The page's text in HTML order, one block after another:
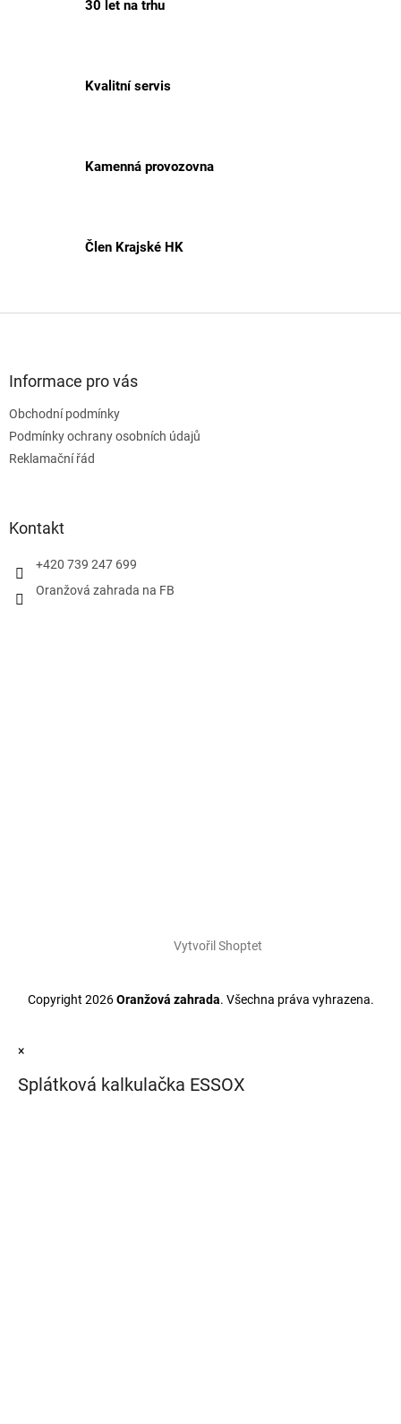
30 let na trhu
Kvalitní servis
Kamenná provozovna
Člen Krajské HK
Informace pro vás
Obchodní podmínky
Podmínky ochrany osobních údajů
Reklamační řád
Kontakt
+420 739 247 699
Oranžová zahrada na FB
Vytvořil Shoptet
Copyright 2026Oranžová zahrada. Všechna práva vyhrazena.
×
Splátková kalkulačka ESSOX